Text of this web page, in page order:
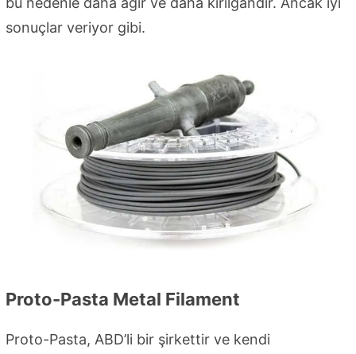
sonuçlar veriyor gibi.
Proto-Pasta Metal Filament
Proto-Pasta, ABD’li bir şirkettir ve kendi